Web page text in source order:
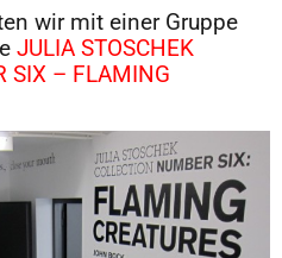
wir mit einer Gruppe
JULIA STOSCHEK
SIX – FLAMING